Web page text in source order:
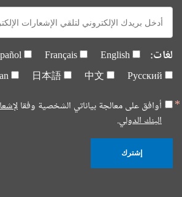
E-
mail:
لغات: English
Français
Русский
中文
日本語
أوافق على معالجة بياناتي الشخصية وفقا
البنك الدولي.
إشترك